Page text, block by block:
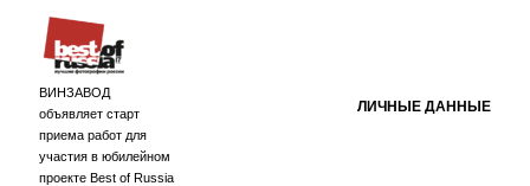
ВИНЗАВОД
объявляет старт
приема работ для
участия в юбилейном
проекте Best of Russia
ЛИЧНЫЕ ДАННЫЕ